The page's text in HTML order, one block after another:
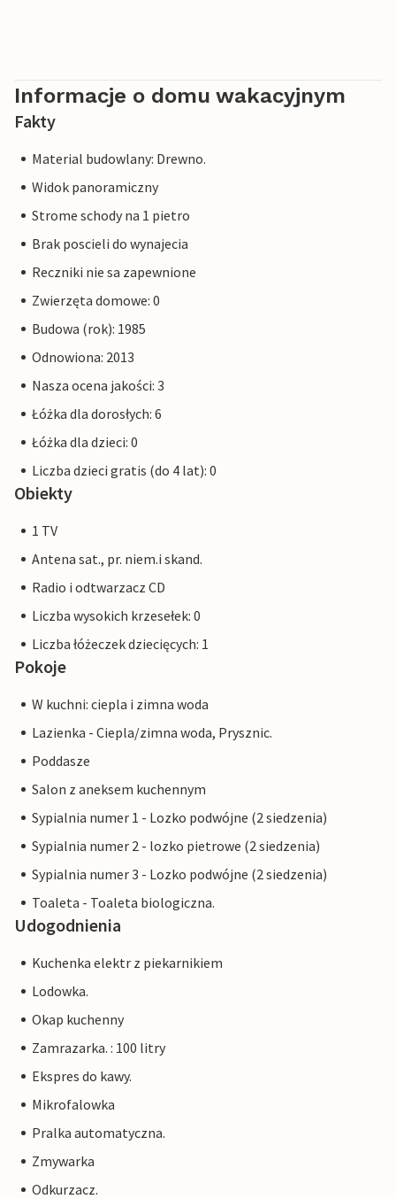
Informacje o domu wakacyjnym
Fakty
Material budowlany: Drewno.
Widok panoramiczny
Strome schody na 1 pietro
Brak poscieli do wynajecia
Reczniki nie sa zapewnione
Zwierzęta domowe: 0
Budowa (rok): 1985
Odnowiona: 2013
Nasza ocena jakości: 3
Łóżka dla dorosłych: 6
Łóżka dla dzieci: 0
Liczba dzieci gratis (do 4 lat): 0
Obiekty
1 TV
Antena sat., pr. niem.i skand.
Radio i odtwarzacz CD
Liczba wysokich krzesełek: 0
Liczba łóżeczek dziecięcych: 1
Pokoje
W kuchni: ciepla i zimna woda
Lazienka - Ciepla/zimna woda, Prysznic.
Poddasze
Salon z aneksem kuchennym
Sypialnia numer 1 - Lozko podwójne (2 siedzenia)
Sypialnia numer 2 - lozko pietrowe (2 siedzenia)
Sypialnia numer 3 - Lozko podwójne (2 siedzenia)
Toaleta - Toaleta biologiczna.
Udogodnienia
Kuchenka elektr z piekarnikiem
Lodowka.
Okap kuchenny
Zamrazarka. : 100 litry
Ekspres do kawy.
Mikrofalowka
Pralka automatyczna.
Zmywarka
Odkurzacz.